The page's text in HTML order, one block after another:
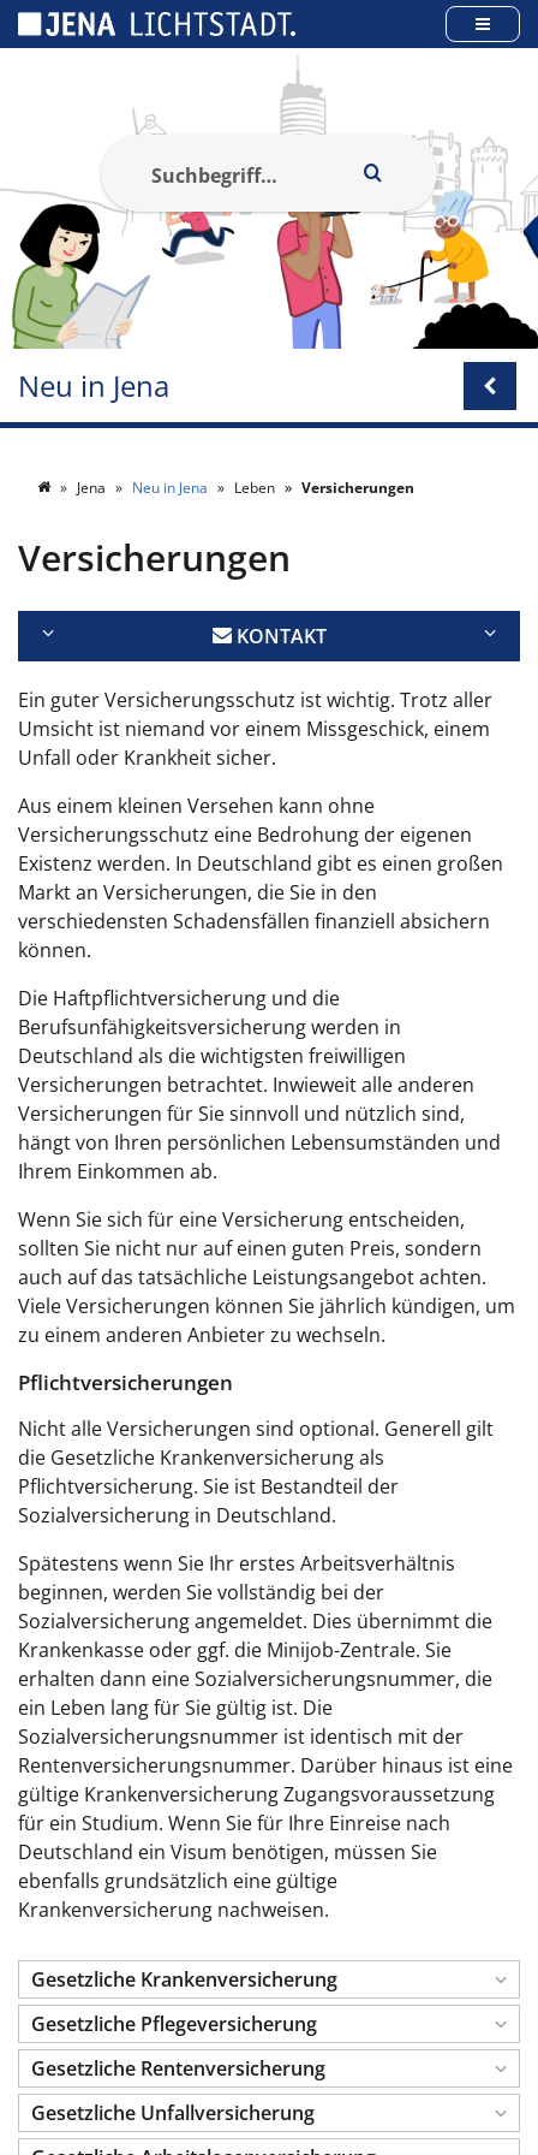
Neu in Jena
Jena Neu in Jena Leben Versicherungen
Versicherungen
KONTAKT
Ein guter Versicherungsschutz ist wichtig. Trotz aller
Umsicht ist niemand vor einem Missgeschick, einem
Unfall oder Krankheit sicher.
Aus einem kleinen Versehen kann ohne
Versicherungsschutz eine Bedrohung der eigenen
Existenz werden. In Deutschland gibt es einen großen
Markt an Versicherungen, die Sie in den
verschiedensten Schadensfällen finanziell absichern
können.
Die Haftpflichtversicherung und die
Berufsunfähigkeitsversicherung werden in
Deutschland als die wichtigsten freiwilligen
Versicherungen betrachtet. Inwieweit alle anderen
Versicherungen für Sie sinnvoll und nützlich sind,
hängt von Ihren persönlichen Lebensumständen und
Ihrem Einkommen ab.
Wenn Sie sich für eine Versicherung entscheiden,
sollten Sie nicht nur auf einen guten Preis, sondern
auch auf das tatsächliche Leistungsangebot achten.
Viele Versicherungen können Sie jährlich kündigen, um
zu einem anderen Anbieter zu wechseln.
Pflichtversicherungen
Nicht alle Versicherungen sind optional. Generell gilt
die Gesetzliche Krankenversicherung als
Pflichtversicherung. Sie ist Bestandteil der
Sozialversicherung in Deutschland.
Spätestens wenn Sie Ihr erstes Arbeitsverhältnis
beginnen, werden Sie vollständig bei der
Sozialversicherung angemeldet. Dies übernimmt die
Krankenkasse oder ggf. die Minijob-Zentrale. Sie
erhalten dann eine Sozialversicherungsnummer, die
ein Leben lang für Sie gültig ist. Die
Sozialversicherungsnummer ist identisch mit der
Rentenversicherungsnummer. Darüber hinaus ist eine
gültige Krankenversicherung Zugangsvoraussetzung
für ein Studium. Wenn Sie für Ihre Einreise nach
Deutschland ein Visum benötigen, müssen Sie
ebenfalls grundsätzlich eine gültige
Krankenversicherung nachweisen.
Gesetzliche Krankenversicherung
Gesetzliche Pflegeversicherung
Gesetzliche Rentenversicherung
Gesetzliche Unfallversicherung
Cookie-Einstellungen